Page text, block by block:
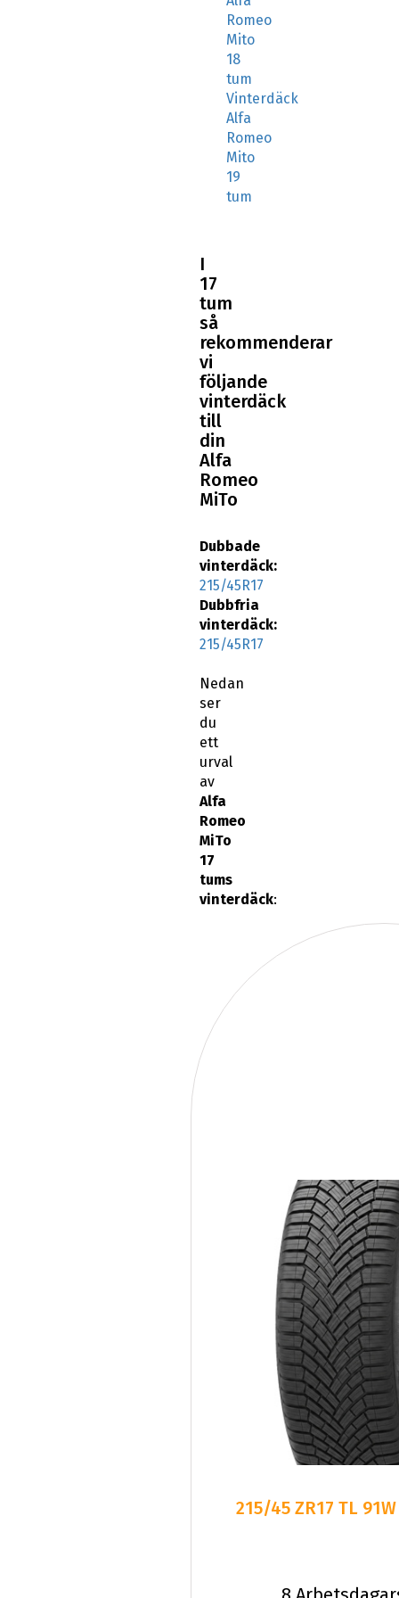
Romeo
Mito
18
tum
Vinterdäck
Alfa
Romeo
Mito
19
tum
I
17
tum
så
rekommenderar
vi
följande
vinterdäck
till
din
Alfa
Romeo
MiTo
Dubbade
vinterdäck:
215/45R17
Dubbfria
vinterdäck:
215/45R17
Nedan
ser
du
ett
urval
av
Alfa
Romeo
MiTo
17
tums
vinterdäck:
215/45 ZR17 TL